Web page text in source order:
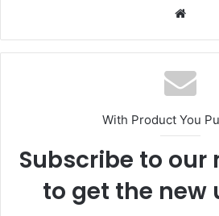
With Product You
Subscribe to
to get the new